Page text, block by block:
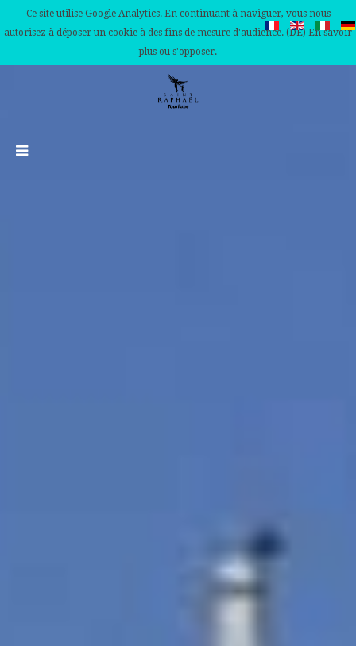
Ce site utilise Google Analytics. En continuant à naviguer, vous nous
autorisez à déposer un cookie à des fins de mesure d'audience. (DE) En savoir
plus ou s'opposer.